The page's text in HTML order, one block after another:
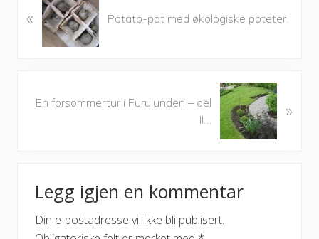
r
« Potato-pot med økologiske poteter.
En forsommertur i Furulunden – del
II…
»
Interactions
Legg igjen en kommentar
Din e-postadresse vil ikke bli publisert.